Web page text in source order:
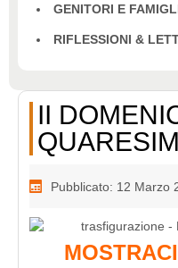
GENITORI E
RIFLESSIONI &
II
Pubblicato: 12 Marzo